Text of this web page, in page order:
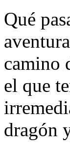
Qué
camino
el que
dragón